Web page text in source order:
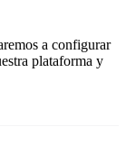
a configurar
plataforma y